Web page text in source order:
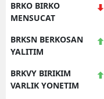
BRKO BIRKO
MENSUCAT
BRKSN BERKOSAN
YALITIM
BRKVY BIRIKIM
VARLIK YONETIM